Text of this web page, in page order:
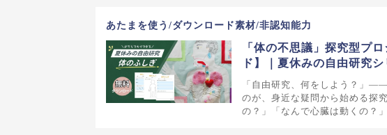
あたまを使う/ダウンロード素材/非認知能力
「体の不思議」探究型プ
ド】｜夏休みの自由研究
「自由研究、何をしよう？」
のが、身近な疑問から始める探
の？」「なんで心臓は動くの